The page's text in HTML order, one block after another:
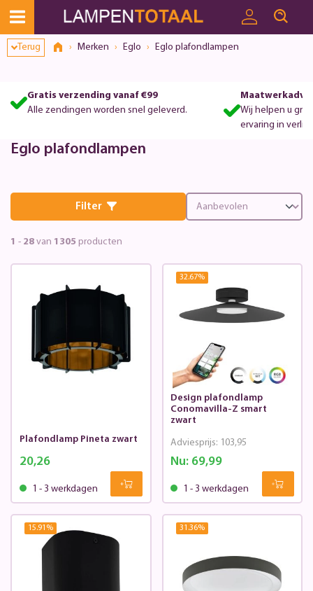
Terug Merken Eglo Eglo plafondlampen
Gratis verzending vanaf €99
Alle zendingen worden snel geleverd.
Wij helpen u
ervaring in
Eglo plafondlampen
Filter
1 - 28 van 1305 producten
Plafondlamp Pineta zwart
20,26
1 - 3 werkdagen
32.67%
Design plafondlamp
Conomavilla-Z smart
zwart
Nu: 69,99
Adviesprijs: 103,95
1 - 3 werkdagen
15.91 % 31.36%